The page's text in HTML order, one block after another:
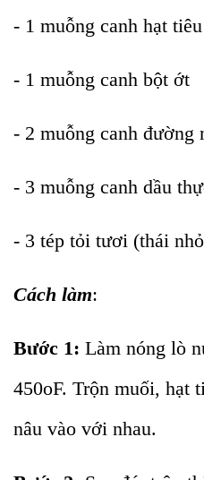
- 1 muỗng canh hạt
- 1 muỗng canh bột ớt
- 2 muỗng canh đường
- 3 muỗng canh dầu
- 3 tép tỏi tươi (thái
Cách làm:
Bước 1: Làm nóng lò
450oF. Trộn muối, hạt
nâu vào với nhau.